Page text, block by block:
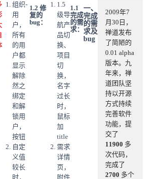
2009年7
月30日，
禅道发布
了简陋的
0.01 alpha
版本。九
年来，禅
道团队坚
持以开源
方式持续
完善软件
功能，提
交了
11900 多
次代码，
完成了
2700 多个
一、
完成
的需
求及
bug
1.1
完成
的需
求：
1.5
级导
航产
品切
换、
项目
切
换，
名字
过长
时，
鼠标
加
title
需求
详情
页，
附件
1.2 修
复的
bug：
组织-
用
户，
所有
的用
户都
显示
解除
然之
绑定
和解
锁用
户，
按钮
自定
义值
较长
时，